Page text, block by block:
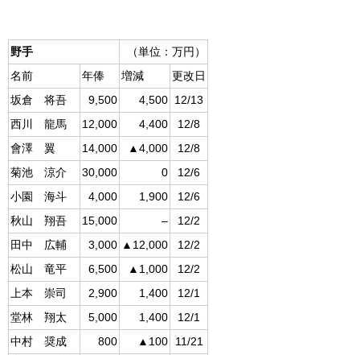
野手 （単位：万円）
名前 年俸 増減
更改日
坂倉 将吾
9,500 4,500 12/13
西川 龍馬
12,000 4,400
12/8
會澤 翼
14,000 ▲4,000
12/8
菊池 涼介
30,000 0
12/6
小園 海斗
4,000 1,900
12/6
秋山 翔吾
15,000 –
12/2
田中 広輔
3,000 ▲12,000
12/2
松山 竜平
6,500 ▲1,000
12/2
上本 崇司
2,900 1,400
12/1
堂林 翔太
5,000 1,400
12/1
中村 奨成
800 ▲100
11/21